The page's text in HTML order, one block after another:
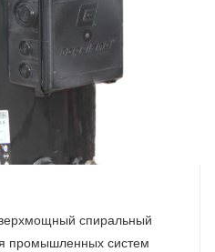
спиральный
промышленных систем